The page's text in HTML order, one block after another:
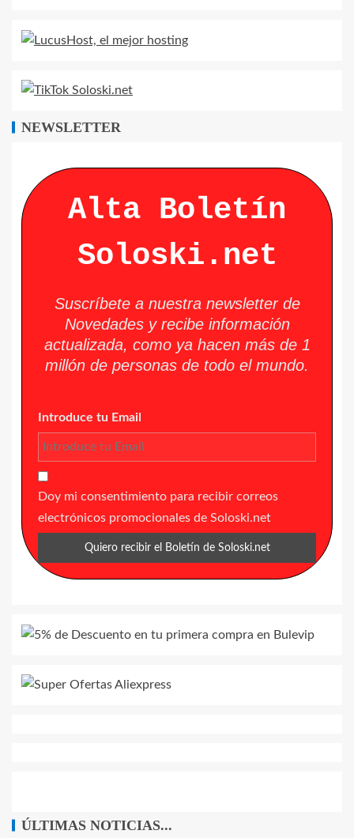
NEWSLETTER
Alta Boletín
Soloski.net
Suscríbete a nuestra newsletter de
Novedades y recibe información
actualizada, como ya hacen más de 1
millón de personas de todo el mundo.
Introduce tu Email
Doy mi consentimiento para recibir correos
electrónicos promocionales de Soloski.net
ÚLTIMAS NOTICIAS...